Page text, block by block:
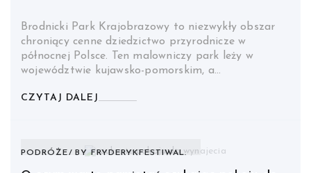
Brodnicki Park Krajobrazowy to niezwykły obszar
chroniący cenne dziedzictwo przyrodnicze w
północnej Polsce. Ten malowniczy park leży w
województwie kujawsko-pomorskim, a…
CZYTAJ DALEJ
PODRÓŻE BYFRYDERYKFESTIWAL.